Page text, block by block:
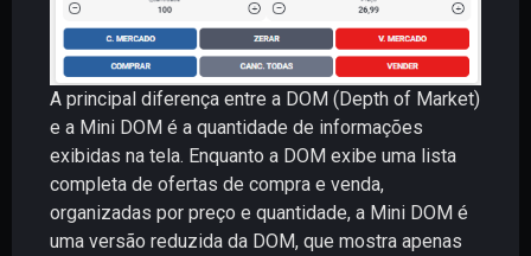
A principal diferença entre a DOM (Depth of Market)
e a Mini DOM é a quantidade de informações
exibidas na tela. Enquanto a DOM exibe uma lista
completa de ofertas de compra e venda,
organizadas por preço e quantidade, a Mini DOM é
uma versão reduzida da DOM, que mostra apenas